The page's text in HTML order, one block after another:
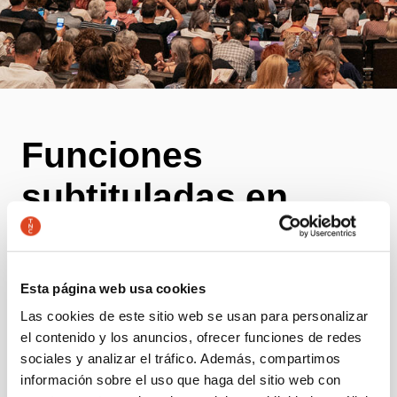
Esta página web usa cookies
Las cookies de este sitio web se usan para personalizar
el contenido y los anuncios, ofrecer funciones de redes
sociales y analizar el tráfico. Además, compartimos
información sobre el uso que haga del sitio web con
Funciones
subtituladas en
inglés
La TNC ofrece algunas representaciones con
subtítulos en inglés para el público angloparlante.
¡Una oportunidad única para disfrutar del teatro
sin que el idioma sea una barrera!